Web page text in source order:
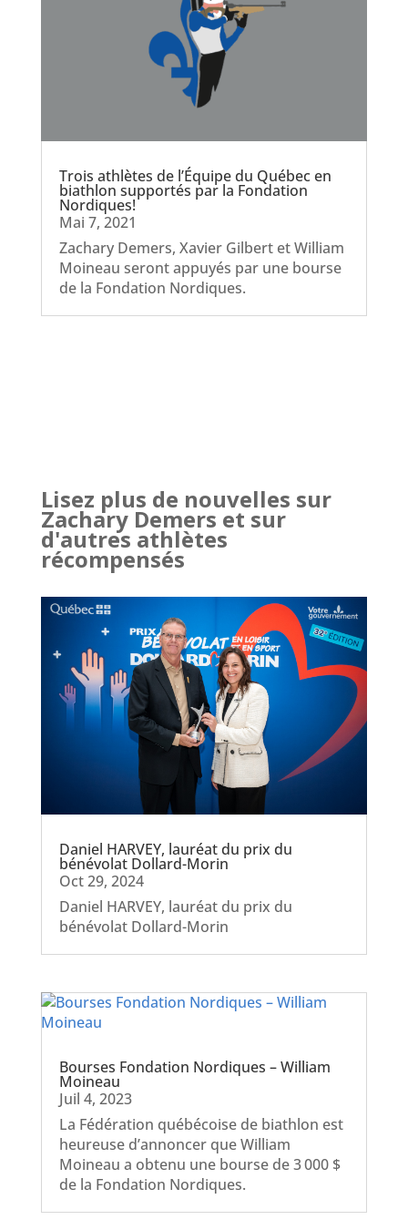
Trois athlètes de l’Équipe du Québec en
biathlon supportés par la Fondation
Nordiques!
Mai 7, 2021
Zachary Demers, Xavier Gilbert et William
Moineau seront appuyés par une bourse
de la Fondation Nordiques.
Lisez plus de nouvelles sur
Zachary Demers et sur
d'autres athlètes
récompensés
Daniel HARVEY, lauréat du prix du
bénévolat Dollard-Morin
Oct 29, 2024
Daniel HARVEY, lauréat du prix du
bénévolat Dollard-Morin
Bourses Fondation Nordiques – William
Moineau
Juil 4, 2023
La Fédération québécoise de biathlon est
heureuse d’annoncer que William
Moineau a obtenu une bourse de 3 000 $
de la Fondation Nordiques.